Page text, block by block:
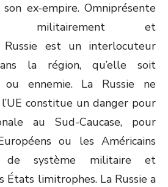
ex-empire. Omniprésente
militairement et
est un interlocuteur
la région, qu’elle soit
ou ennemie. La Russie ne
constitue un danger pour
au Sud-Caucase, pour
ou les Américains
de système militaire et
États limitrophes. La Russie a